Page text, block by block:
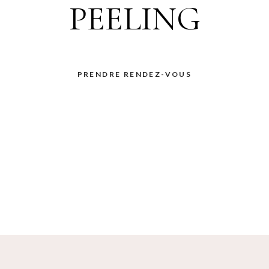
PEELING
PRENDRE RENDEZ-VOUS